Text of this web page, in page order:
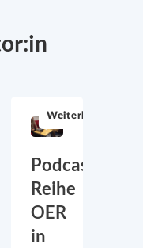
Weiterbildung
Podcast-
Reihe
OER
in